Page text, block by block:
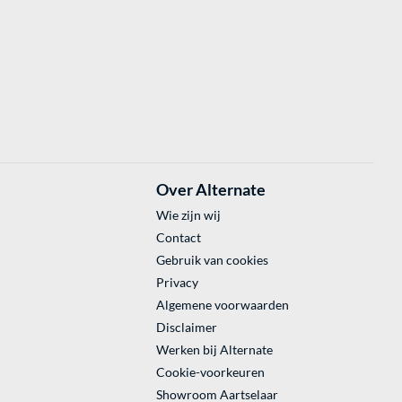
Over Alternate
Wie zijn wij
Contact
Gebruik van cookies
Privacy
Algemene voorwaarden
Disclaimer
Werken bij Alternate
Cookie-voorkeuren
Showroom Aartselaar